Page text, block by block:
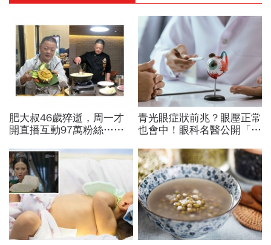
肥大叔46歲猝逝，周一才
開直播互動97萬粉絲…常
爆瘦有關？體重異常減輕9
警訊
青光眼症狀前兆？眼壓正常
也會中！眼科名醫公開「護
驟」：三餐多吃「1類食
物」護眼